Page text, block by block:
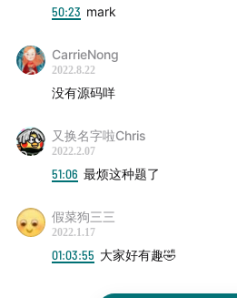
Timeline(下)
00:24 面试题 —— 浏览器事件
面试题 —— 新规范
05:34 面试题 —— 实现 deepclone
50:23 mark
CarrieNong
2022.8.22
没有源码咩
又换名字啦Chris
2022.2.07
51:06 最烦这种题了
假菜狗三三
2022.1.17
01:03:55 大家好有趣🤣